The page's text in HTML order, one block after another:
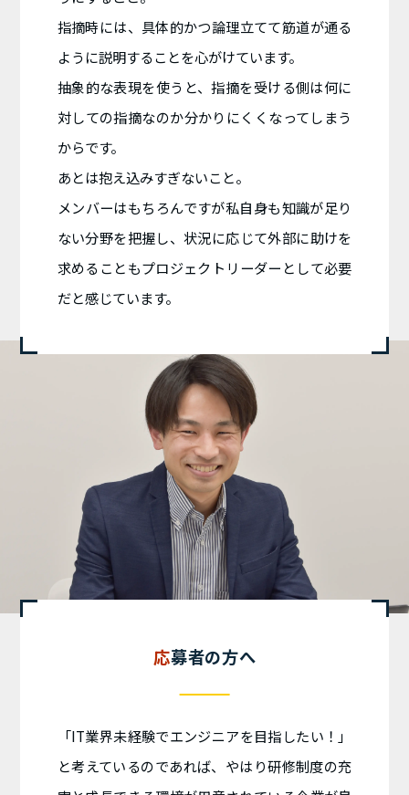
指摘時には、具体的かつ論理立てて筋道が通る
ように説明することを心がけています。
抽象的な表現を使うと、指摘を受ける側は何に
対しての指摘なのか分かりにくくなってしまう
からです。
あとは抱え込みすぎないこと。
メンバーはもちろんですが私自身も知識が足り
ない分野を把握し、状況に応じて外部に助けを
求めることもプロジェクトリーダーとして必要
だと感じています。
応募者の方へ
「IT業界未経験でエンジニアを目指したい！」
と考えているのであれば、やはり研修制度の充